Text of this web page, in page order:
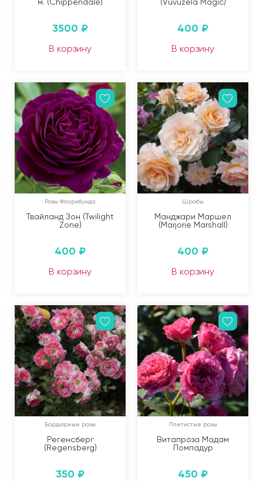
3500 ₽
В корзину
400 ₽
В корзину
Розы Флорибунда
Твайланд Зон (Twilight
Zone)
400 ₽
В корзину
Шрабы
Манджари Маршел
(Marjorie Marshall)
400 ₽
В корзину
Бордюрные розы
Регенсберг
(Regensberg)
350 ₽
Плетистые розы
Витапроза Мадам
Помпадур
450 ₽